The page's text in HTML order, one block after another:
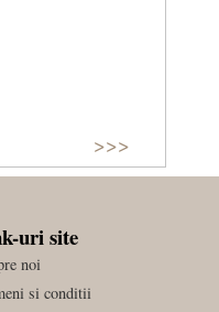
>>>
uri site
noi
si conditii